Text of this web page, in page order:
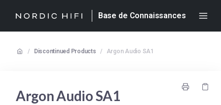
Base de Connaissances
/ Discontinued Products / Argon Audio SA1
Argon Audio SA1